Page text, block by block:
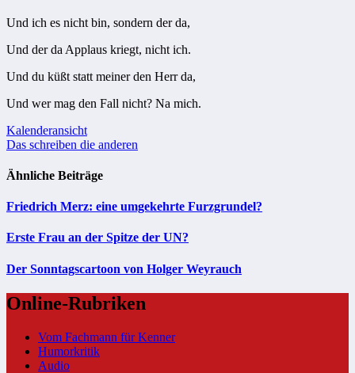
Und ich es nicht bin, sondern der da,
Und der da Applaus kriegt, nicht ich.
Und du küßt statt meiner den Herr da,
Und wer mag den Fall nicht? Na mich.
Beitragsnavigation
Kalenderansicht
Das schreiben die anderen
Ähnliche Beiträge
Friedrich Merz: eine umgekehrte Furzgrundel?
Erste Frau an der Spitze der UN?
Der Sonntagscartoon von Holger Weyrauch
Online-Rubriken
Vom Fachmann für Kenner
Humorkritik
Audio